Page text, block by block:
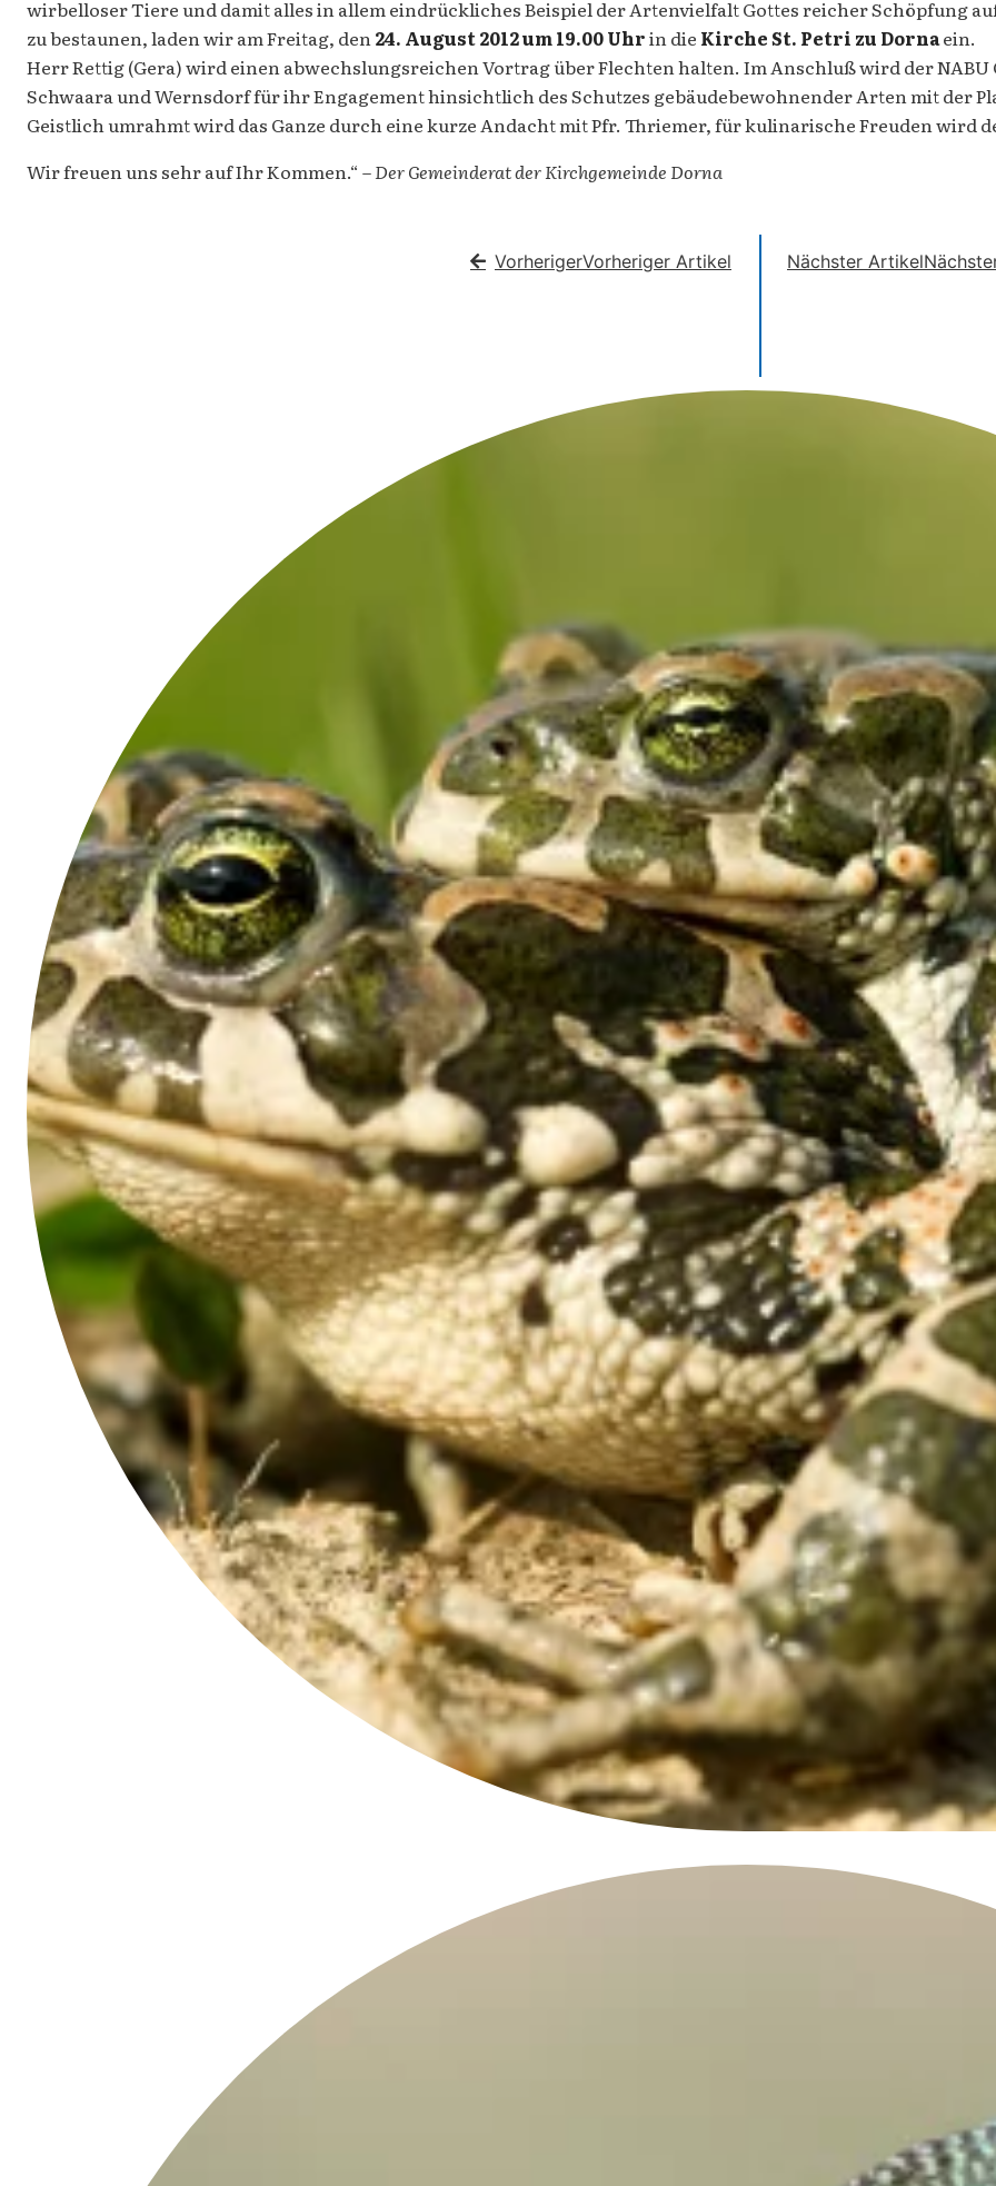
wirbelloser Tiere und damit alles in allem eindrückliches Beispiel der Artenvielfalt Gottes reicher Schöpfung
zu bestaunen, laden wir am Freitag, den24. August 2012 um 19.00 Uhrin die Kirche St. Petri zu Dornaein.
Herr Rettig (Gera) wird einen abwechslungsreichen Vortrag über Flechten halten. Im Anschluß wird der NABU
Schwaara und Wernsdorf für ihr Engagement hinsichtlich des Schutzes gebäudebewohnender Arten mit der
Geistlich umrahmt wird das Ganze durch eine kurze Andacht mit Pfr. Thriemer, für kulinarische Freuden wird
Wir freuen uns sehr auf Ihr Kommen.“ –Der Gemeinderat der Kirchgemeinde Dorna
VorherigerVorheriger Artikel Nächster Artikel